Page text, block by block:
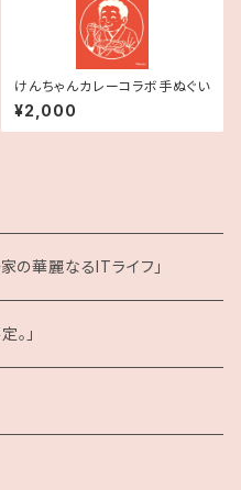
けんちゃんカレーコラボ手ぬぐい
¥2,000
の華麗なるITライフ」
。」